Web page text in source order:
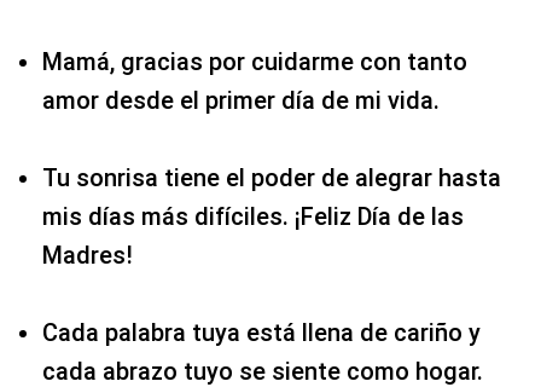
Mamá, gracias por cuidarme con tanto
amor desde el primer día de mi vida.
Tu sonrisa tiene el poder de alegrar hasta
mis días más difíciles. ¡Feliz Día de las
Madres!
Cada palabra tuya está llena de cariño y
cada abrazo tuyo se siente como hogar.